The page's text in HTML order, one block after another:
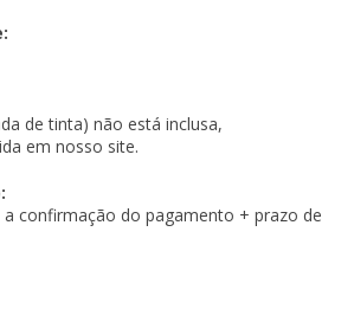
de tinta) não está inclusa,
em nosso site.
confirmação do pagamento + prazo de